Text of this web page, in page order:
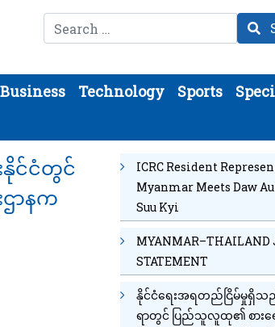
Search
Business Technology Sports
င်ငံတွင်
ဌာနက
ICRC Resident
Myanmar Meets Daw
Suu Kyi
MYANMAR–THAILAND
STATEMENT
နိုင်ငံရေးအရတည်ငြိမ်မှုရှိ
ရာတွင် ပြည်သူလူထု၏ စားရ